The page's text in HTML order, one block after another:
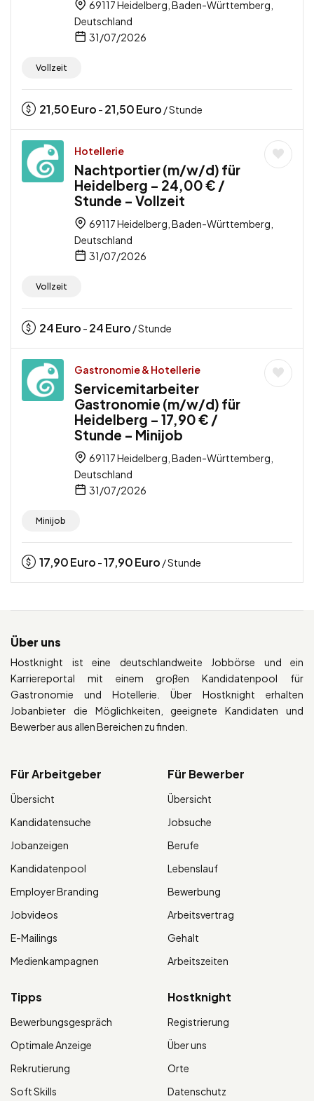
69117 Heidelberg, Baden-Württemberg,
Deutschland
31/07/2026
Vollzeit
21,50Euro - 21,50Euro / Stunde
Hotellerie
Nachtportier (m/w/d) für
Heidelberg – 24,00 € /
Stunde – Vollzeit
69117 Heidelberg, Baden-Württemberg,
Deutschland
31/07/2026
Vollzeit
24Euro - 24Euro / Stunde
Gastronomie & Hotellerie
Servicemitarbeiter
Gastronomie (m/w/d) für
Heidelberg – 17,90 € /
Stunde – Minijob
69117 Heidelberg, Baden-Württemberg,
Deutschland
31/07/2026
Minijob
17,90Euro -17,90Euro / Stunde
Über uns
Hostknight ist eine deutschlandweite Jobbörse und ein
Karriereportal mit einem großen Kandidatenpool für
Gastronomie und Hotellerie. Über Hostknight erhalten
Jobanbieter die Möglichkeiten, geeignete Kandidaten und
Bewerber aus allen Bereichen zu finden.
Für Arbeitgeber
Übersicht
Kandidatensuche
Jobanzeigen
Kandidatenpool
Employer Branding
Jobvideos
E-Mailings
Medienkampagnen
Für Bewerber
Übersicht
Jobsuche
Berufe
Lebenslauf
Bewerbung
Arbeitsvertrag
Gehalt
Arbeitszeiten
Tipps
Bewerbungsgespräch
Optimale Anzeige
Rekrutierung
Soft Skills
Hostknight
Registrierung
Über uns
Orte
Datenschutz